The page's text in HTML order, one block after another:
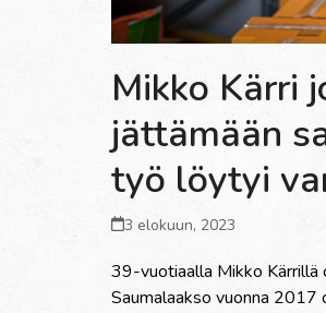
Mikko Kärri
jättämään
työ löytyi
3 elokuun, 2023
39-vuotiaalla Mikko Kärrillä
Saumalaakso vuonna 2017